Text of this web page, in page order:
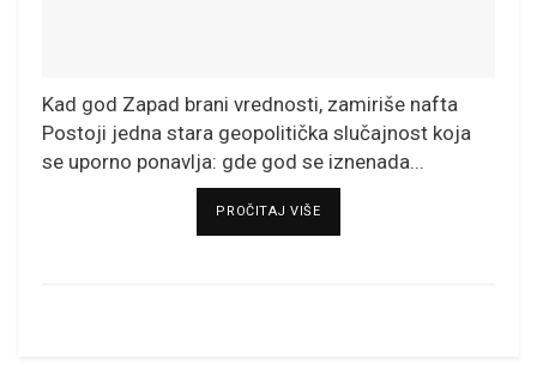
Kad god Zapad brani vrednosti, zamiriše nafta
Postoji jedna stara geopolitička slučajnost koja
se uporno ponavlja: gde god se iznenada...
PROČITAJ VIŠEDETAILS